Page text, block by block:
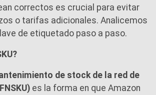
correctos es crucial para evitar
o tarifas adicionales. Analicemos
de etiquetado paso a paso.
de stock de la red de
es la forma en que Amazon